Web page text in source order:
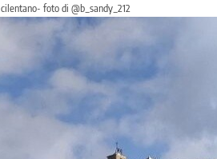
foto di @b_sandy_212